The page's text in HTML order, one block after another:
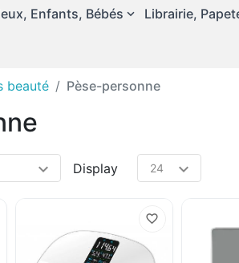
Enfants, Bébés Librairie,
beauté Pèse-personne
Display